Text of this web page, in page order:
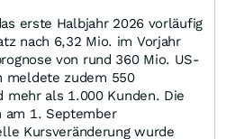
erste Halbjahr 2026 vorläufig
nach 6,32 Mio. im Vorjahr
von rund 360 Mio. US-
meldete zudem 550
mehr als 1.000 Kunden. Die
am 1. September
Kursveränderung wurde